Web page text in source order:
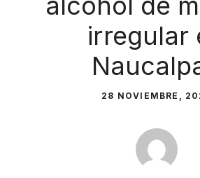
irregular
28 NOVIEMBRE,